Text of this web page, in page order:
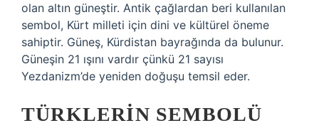
olan altın güneştir. Antik çağlardan beri kullanılan
sembol, Kürt milleti için dini ve kültürel öneme
sahiptir. Güneş, Kürdistan bayrağında da bulunur.
Güneşin 21 ışını vardır çünkü 21 sayısı
Yezdanizm’de yeniden doğuşu temsil eder.
TÜRKLERIN SEMBOLÜ